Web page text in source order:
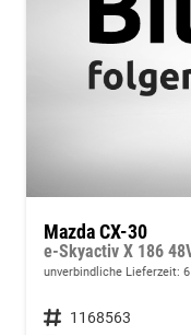
Mazda CX-30
e-Skyactiv X 186
unverbindliche Lieferzeit:
Fahrzeugnummer 1168563